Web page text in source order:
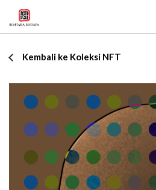
Kembali ke Koleksi NFT